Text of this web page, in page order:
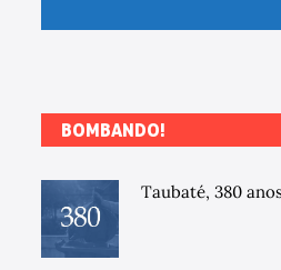
BOMBANDO!
Taubaté, 380